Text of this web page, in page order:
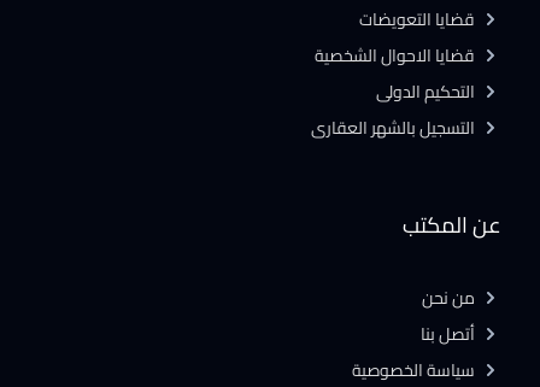
عن المكتب
من نحن
أتصل بنا
سياسة الخصوصية
قضايا التعويضات
قضايا الاحوال الشخصية
التحكيم الدولى
التسجيل بالشهر العقارى